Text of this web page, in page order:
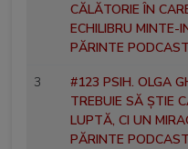
CĂLĂTORIE ÎN
ECHILIBRU MINTE-
PĂRINTE PODCAST
3
#123 PSIH. OLGA
TREBUIE SĂ ȘTIE
LUPTĂ, CI UN
PĂRINTE PODCAST